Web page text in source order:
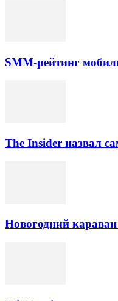
SMM-рейтинг
The Insider назвал
Новогодний